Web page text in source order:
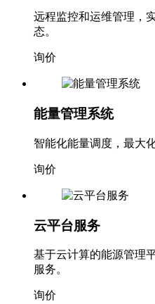
远程监控和运维管理，
态。
询价
能量管理系统
智能化能量调度，最大
询价
云平台服务
基于云计算的能源管理
服务。
询价